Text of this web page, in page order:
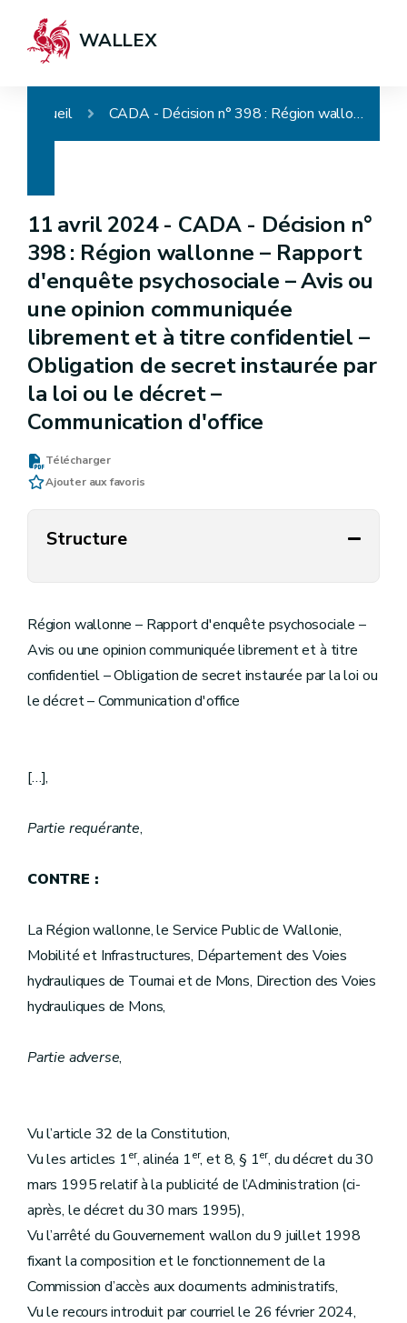
WALLEX
Accueil CADA - Décision n° 398 : Région wallonne – Rapport d'enquête psychosociale – Avis ou une opinion communiquée librement et à titre confidentiel – Obligation de secret instaurée par la loi ou le décret – Communication d'office
11 avril 2024 - CADA - Décision n°
398 : Région wallonne – Rapport
d'enquête psychosociale – Avis ou
une opinion communiquée
librement et à titre confidentiel –
Obligation de secret instaurée par
la loi ou le décret –
Communication d'office
Télécharger
Ajouter aux favoris
Structure
Région wallonne – Rapport d'enquête psychosociale –
Avis ou une opinion communiquée librement et à titre
confidentiel – Obligation de secret instaurée par la loi ou
le décret – Communication d'office
[…],
Partie requérante,
CONTRE :
La Région wallonne, le Service Public de Wallonie,
Mobilité et Infrastructures, Département des Voies
hydrauliques de Tournai et de Mons, Direction des Voies
hydrauliques de Mons,
Partie adverse,
Vu l’article 32 de la Constitution,
Vu les articles 1er, alinéa 1er, et 8, § 1er, du décret du 30
mars 1995 relatif à la publicité de l’Administration (ci-
après, le décret du 30 mars 1995),
Vu l’arrêté du Gouvernement wallon du 9 juillet 1998
fixant la composition et le fonctionnement de la
Commission d’accès aux documents administratifs,
Vu le recours introduit par courriel le 26 février 2024,